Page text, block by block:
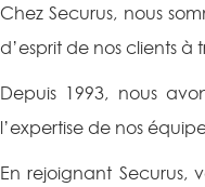
Chez Securus, nous
d’esprit de nos clients à
Depuis 1993, nous
l’expertise de nos
En rejoignant Securus,